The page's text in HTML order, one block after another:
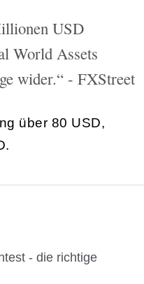
USD
World Assets
wider.“ - FXStreet
über 80 USD,
- die richtige